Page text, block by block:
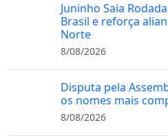
Juninho Saia
Brasil e reforça
Norte
8/08/2026
Disputa pela
os nomes mais
8/08/2026